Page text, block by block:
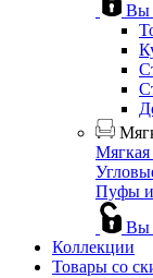
Вы
Мягкая
Пуфы и
Вы
Коллекции
Товары со